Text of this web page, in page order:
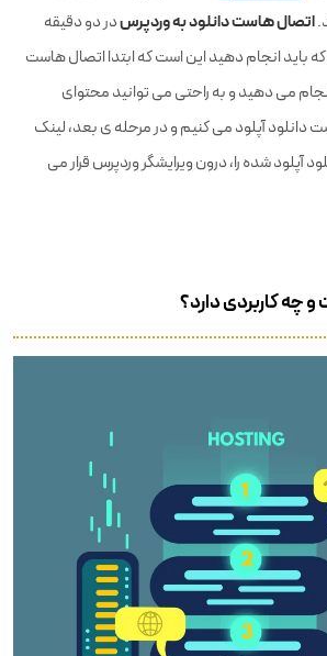
اتصال هاست دانلود به وردپرسدر دو دقیقه
باید انجام دهید این است که ابتدا اتصال هاست
می دهید و به راحتی می توانید محتوای
دانلود آپلود می کنیم و در مرحله ی بعد، لینک
آپلود شده را، درون ویرایشگر وردپرس قرار می
کاربردی دارد؟